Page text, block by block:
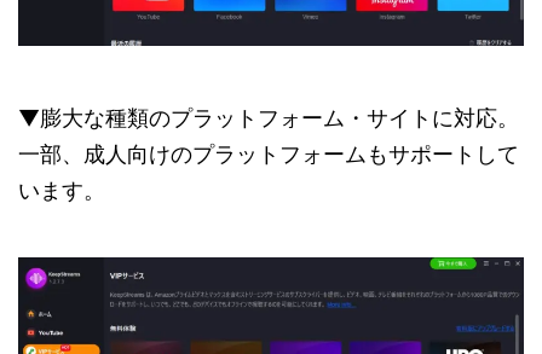
▼膨大な種類のプラットフォーム・サイトに対応。
一部、成人向けのプラットフォームもサポートして
います。